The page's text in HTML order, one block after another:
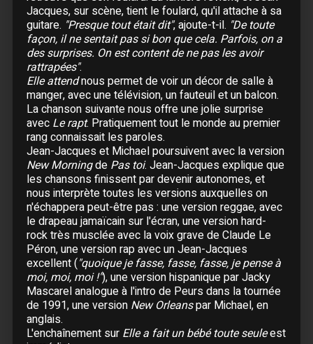
23 Avril :Albertville- Halle Olympique
24 Avril :Grenoble- Le Summum
25 Avril :Grenoble - Le Summum
26 Avril : Montpellier - Zénith
27 Avril :Vitrolles- Stadium
29 Avril :Martigues- La Halle
30 Avril :Marseille- Le Dôme
Mai
01 Mai :Toulon - Zénith Oméga
02 Mai :Toulon- Zénith Oméga
03 Mai :Le Cannet- Le Palestre
05 Mai :Saint-Etienne- Palais des Spectacles
06 Mai :Lyon- Halle Tony Garnier
07 Mai : Lyon- Halle Tony Garnier
08 Mai : Genève- Arena
09 Mai : Neuchâtel- Patinoire du Littoral
11 Mai : Lausanne- Patinoire de Malley
12 Mai : Strasbourg - Rhenus
Jacques, sur scène, tient le foulard, qu'il attache à sa
guitare. "Presque tout était dit", ajoute-t-il. "De toute
façon, il ne sentait pas si bon que cela. Parfois, on a
des surprises. On est content de ne pas les avoir
rattrapées".
Elle attendnous permet de voir un décor de salle à
manger, avec une télévision, un fauteuil et un balcon.
La chanson suivante nous offre une jolie surprise
avec Le rapt. Pratiquement tout le monde au premier
rang connaissait les paroles.
Jean-Jacques et Michael poursuivent avec la version
New Morningde Pas toi. Jean-Jacques explique que
les chansons finissent par devenir autonomes, et
nous interprète toutes les versions auxquelles on
n'échappera peut-être pas : une version reggae, avec
le drapeau jamaïcain sur l'écran, une version hard-
rock très musclée avec la voix grave de Claude Le
Péron, une version rap avec un Jean-Jacques
excellent ("quoique je fasse, fasse, fasse, je pense à
moi, moi, moi !"), une version hispanique par Jacky
Mascarel analogue à l'intro de Peurs dans la tournée
de 1991, une version New Orleanspar Michael, en
anglais.
L'enchaînement sur Elle a fait un bébé toute seuleest